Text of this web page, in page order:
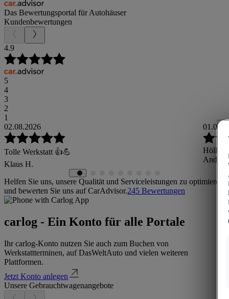
Das Bewertungsportal für Autohäuser
Kundenbewertungen
4.9
5
4
3
2
1
02.08.2026
Tolle Werkstatt 👍💪
Klaus H.
Höller
Helfen Sie uns, unsere Qualität und Serviceleistungen zu optimieren
und bewerten Sie uns auf CarAdvisor.245 Bewertungen
carlog - Ein Konto für alle Portale
Ihr carlog-Konto nutzen Sie auch zum Buchen von
Werkstattterminen, auf DasWeltAuto und vielen weiteren
Plattformen.
Jetzt Konto anlegen
Unsere Gebrauchtwagenangebote